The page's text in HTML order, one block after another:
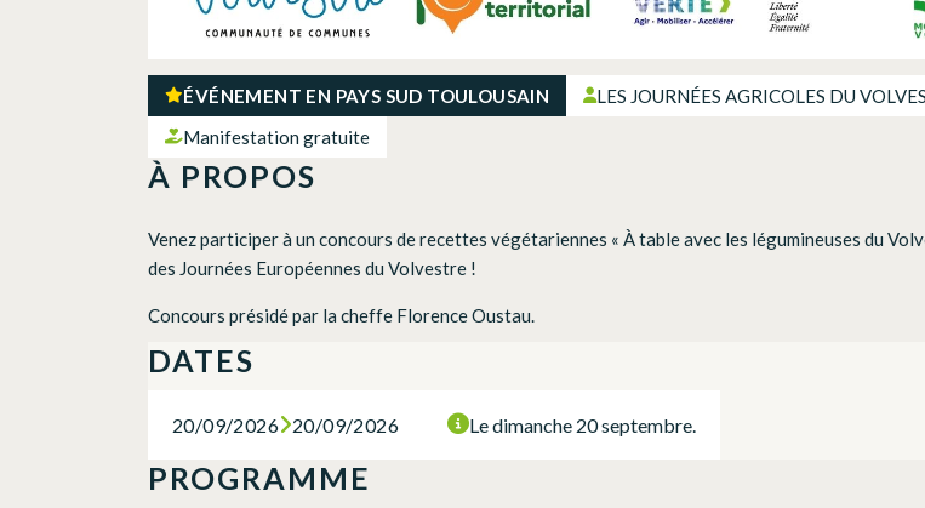
ÉVÉNEMENT EN PAYS SUD TOULOUSAIN
LES JOURNÉES AGRICOLES DU
Manifestation gratuite
À PROPOS
Venez participer à un concours de recettes végétariennes « À table avec les légumineuses du
des Journées Européennes du Volvestre !
Concours présidé par la cheffe Florence Oustau.
DATES
20/09/2026 20/09/2026 Le dimanche 20 septembre.
PROGRAMME